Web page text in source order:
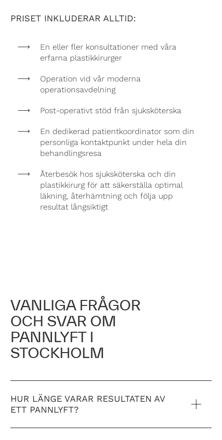
PRISET INKLUDERAR ALLTID:
En eller fler konsultationer med våra
erfarna plastikkirurger
Operation vid vår moderna
operationsavdelning
Post-operativt stöd från sjuksköterska
En dedikerad patientkoordinator som din
personliga kontaktpunkt under hela din
behandlingsresa
Återbesök hos sjuksköterska och din
plastikkirurg för att säkerställa optimal
läkning, återhämtning och följa upp
resultat långsiktigt
VANLIGA FRÅGOR
OCH SVAR OM
PANNLYFT I
STOCKHOLM
HUR LÄNGE VARAR RESULTATEN AV
ETT PANNLYFT?